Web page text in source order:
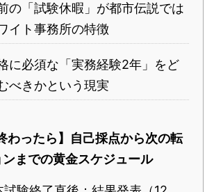
の「試験休暇」が都市伝説では
イト事務所の特徴
に必須な「実務経験2年」をど
べきかという現実
わったら】自己採点から次の転
までの黄金スケジュール